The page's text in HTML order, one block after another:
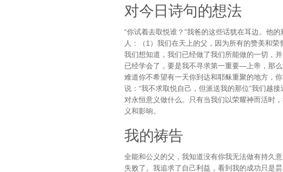
对今日诗句的想法
“你试着去取悦谁？”我爸的这些话犹在耳边。他
人：（1）我们在天上的父，因为所有的赞美和
我们想知道，我们已经做了我们所能做的一切，
已经学会了，要是我不寻求第一重要—上帝，那么
难道你不希望有一天你到达和耶稣重聚的地方，
说：“我不求取悦自己，但派送我的那位”我们越
对永恒意义做什么。只有当我们以荣耀神而活时
义和影响。
我的祷告
全能和公义的父，我知道没有你我无法做有持久
失败了。我追求了自己利益，看到我的成功只是